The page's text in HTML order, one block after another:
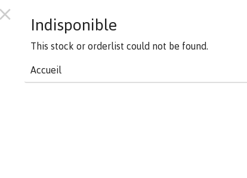
Indisponible
This stock or orderlist could not be found.
Accueil